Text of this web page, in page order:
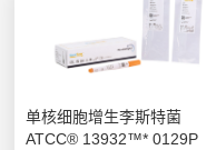
单核细胞增生李斯特菌
ATCC® 13932™* 0129P